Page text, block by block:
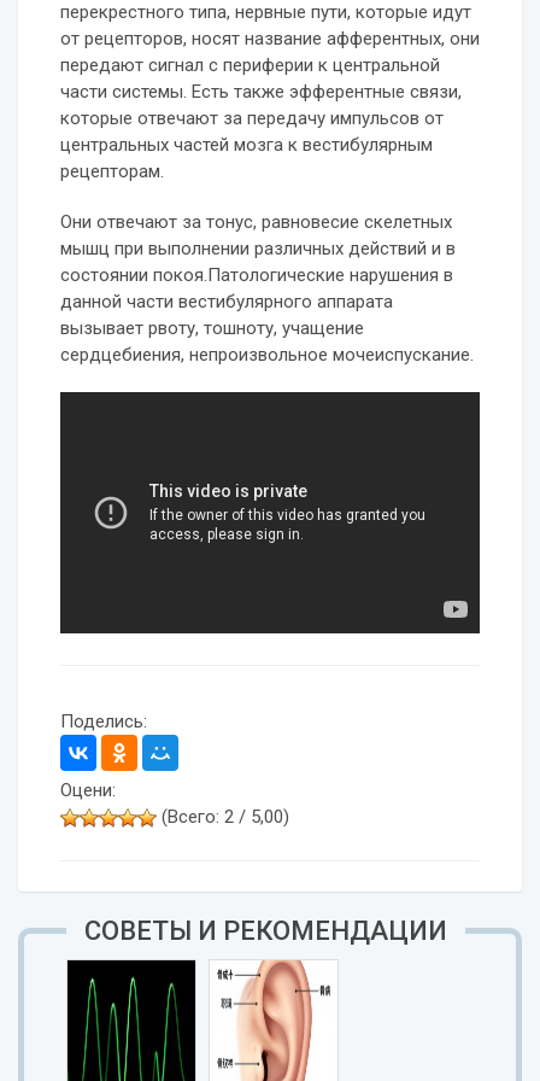
перекрестного типа, нервные пути, которые идут
от рецепторов, носят название афферентных, они
передают сигнал с периферии к центральной
части системы. Есть также эфферентные связи,
которые отвечают за передачу импульсов от
центральных частей мозга к вестибулярным
рецепторам.
Они отвечают за тонус, равновесие скелетных
мышц при выполнении различных действий и в
состоянии покоя.Патологические нарушения в
данной части вестибулярного аппарата
вызывает рвоту, тошноту, учащение
сердцебиения, непроизвольное мочеиспускание.
Поделись:
Оцени:
(Всего: 2 / 5,00)
СОВЕТЫ И РЕКОМЕНДАЦИИ